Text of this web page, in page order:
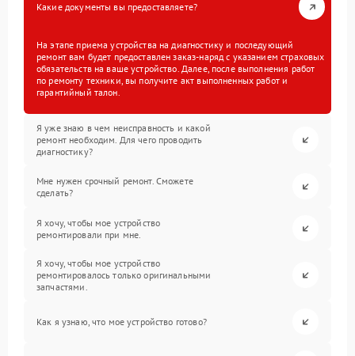
Какие документы вы предоставляете?
На этапе приема устройства на диагностику и последующий
ремонт вам будет предоставлен заказ-наряд с указанием страховых
обязательств на ваше устройство. Далее, после выполнения работ
по ремонту техники, вы получите акт выполненных работ и
гарантийный талон.
Я уже знаю в чем неисправность и какой
ремонт необходим. Для чего проводить
диагностику?
Мне нужен срочный ремонт. Сможете
сделать?
Я хочу, чтобы мое устройство
ремонтировали при мне.
Я хочу, чтобы мое устройство
ремонтировалось только оригинальными
запчастями.
Как я узнаю, что мое устройство готово?